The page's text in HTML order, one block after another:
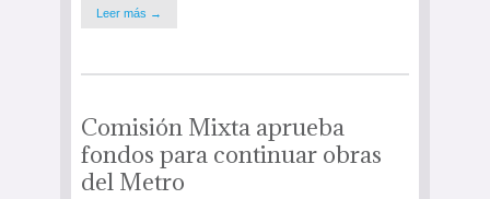
Leer más →
Comisión Mixta aprueba
fondos para continuar obras
del Metro